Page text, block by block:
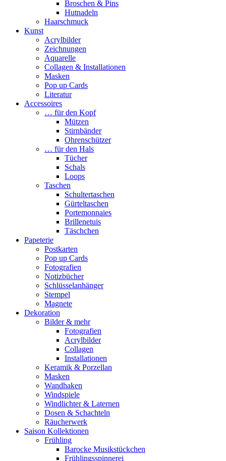
Broschen & Pins
Hutnadeln
Haarschmuck
Kunst
Acrylbilder
Zeichnungen
Aquarelle
Collagen & Installationen
Masken
Pop up Cards
Literatur
Accessoires
… für den Kopf
Mützen
Stirnbänder
Ohrenschützer
… für den Hals
Tücher
Schals
Loops
Taschen
Schultertaschen
Gürteltaschen
Portemonnaies
Brillenetuis
Täschchen
Papeterie
Postkarten
Pop up Cards
Fotografien
Notizbücher
Schlüsselanhänger
Stempel
Magnete
Dekoration
Bilder & mehr
Fotografien
Acrylbilder
Collagen
Installationen
Keramik & Porzellan
Masken
Wandhaken
Windspiele
Windlichter & Laternen
Dosen & Schachteln
Räucherwerk
Saison Kollektionen
Frühling
Barocke Musikstückchen
Frühlingsspinnerei